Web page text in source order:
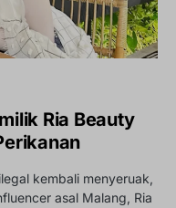
Ria Beauty
kembali menyeruak,
asal Malang, Ria